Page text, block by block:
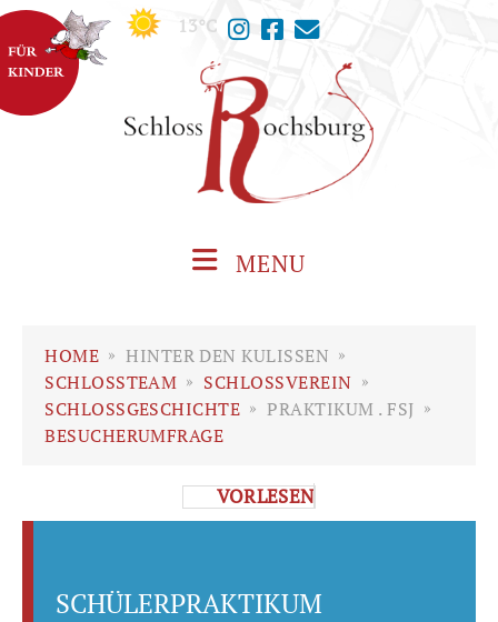
13°C
MENU
HOME »HINTER DEN KULISSEN »
SCHLOSSTEAM » SCHLOSSVEREIN »
SCHLOSSGESCHICHTE »PRAKTIKUM . FSJ »
BESUCHERUMFRAGE
VORLESEN
SCHÜLERPRAKTIKUM